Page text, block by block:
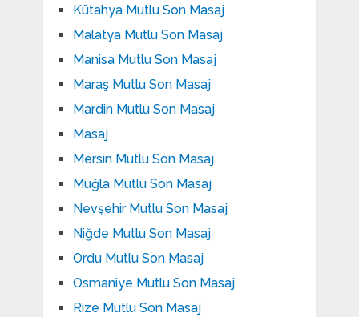
Kütahya Mutlu Son Masaj
Malatya Mutlu Son Masaj
Manisa Mutlu Son Masaj
Maraş Mutlu Son Masaj
Mardin Mutlu Son Masaj
Masaj
Mersin Mutlu Son Masaj
Muğla Mutlu Son Masaj
Nevşehir Mutlu Son Masaj
Niğde Mutlu Son Masaj
Ordu Mutlu Son Masaj
Osmaniye Mutlu Son Masaj
Rize Mutlu Son Masaj